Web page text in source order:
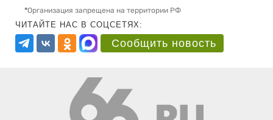
*Организация запрещена на территории РФ
ЧИТАЙТЕ НАС В СОЦСЕТЯХ:
Сообщить новость